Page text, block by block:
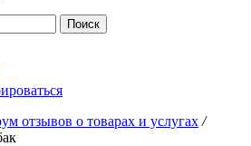
Поиск
отзывов о товарах и услугах /